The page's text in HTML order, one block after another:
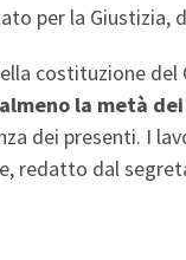
per la Giustizia,
costituzione
la metà
dei presenti. I
redatto dal